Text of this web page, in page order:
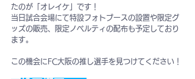
たのが「オレイケ」です！
当日試合会場にて特設フォトブースの設置や限定グ
ッズの販売、限定ノベルティの配布も予定しており
ます。
この機会にFC大阪の推し選手を見つけてください！